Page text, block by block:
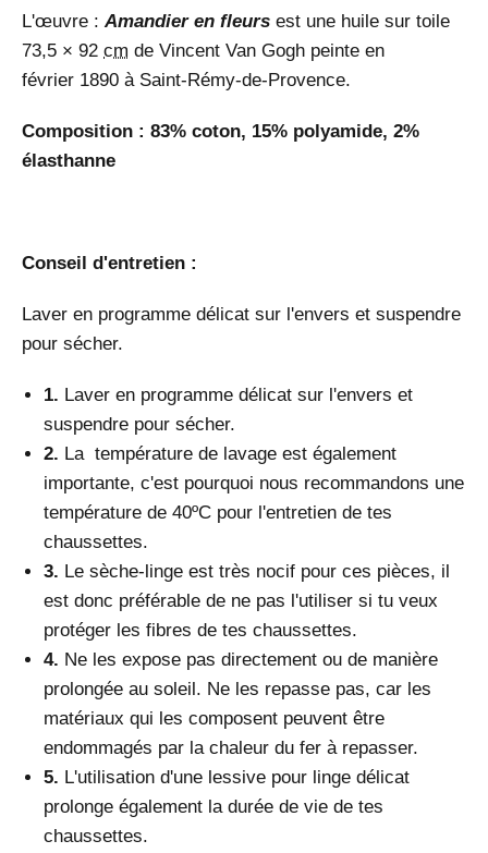
L'œuvre : Amandier en fleurs est une huile sur toile
73,5 × 92 cm de Vincent Van Gogh peinte en
février 1890 à Saint-Rémy-de-Provence.
Composition : 83% coton, 15% polyamide, 2%
élasthanne
Conseil d'entretien :
Laver en programme délicat sur l'envers et suspendre
pour sécher.
1. Laver en programme délicat sur l'envers et
suspendre pour sécher.
2. La température de lavage est également
importante, c'est pourquoi nous recommandons une
température de 40ºC pour l'entretien de tes
chaussettes.
3. Le sèche-linge est très nocif pour ces pièces, il
est donc préférable de ne pas l'utiliser si tu veux
protéger les fibres de tes chaussettes.
4. Ne les expose pas directement ou de manière
prolongée au soleil. Ne les repasse pas, car les
matériaux qui les composent peuvent être
endommagés par la chaleur du fer à repasser.
5. L'utilisation d'une lessive pour linge délicat
prolonge également la durée de vie de tes
chaussettes.